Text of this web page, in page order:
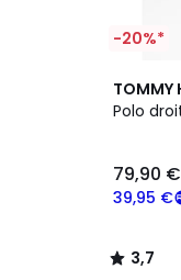
-20%*
TOMMY
Polo
39,95 €
79,90 €
3,7
/ 5
7
Couleurs
3,7
/